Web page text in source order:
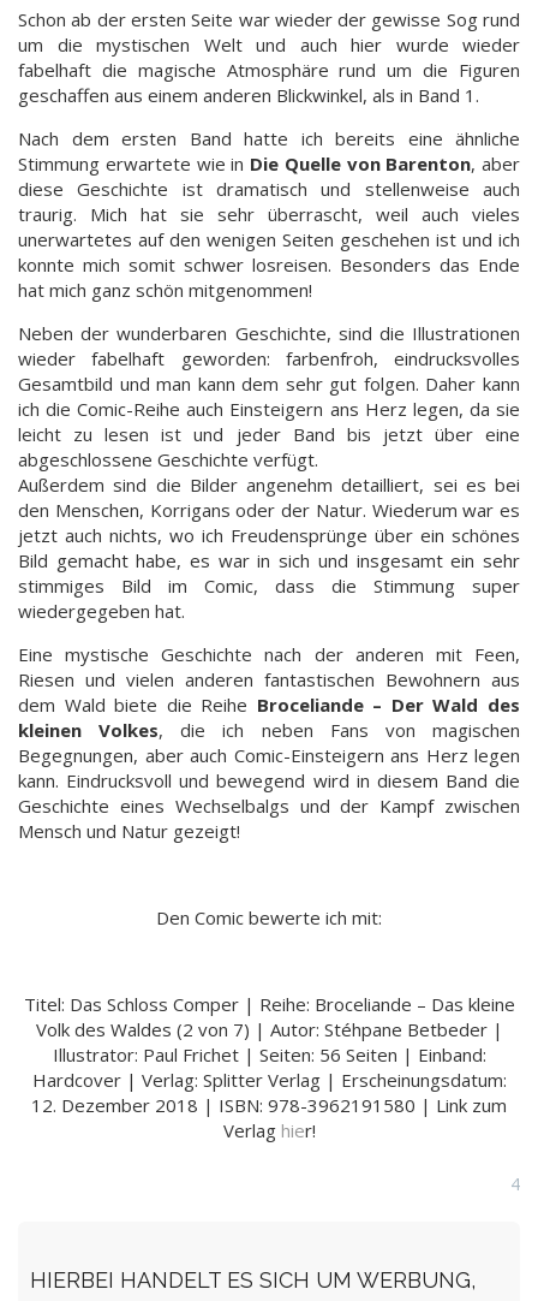
Schon ab der ersten Seite war wieder der gewisse Sog rund
um die mystischen Welt und auch hier wurde wieder
fabelhaft die magische Atmosphäre rund um die Figuren
geschaffen aus einem anderen Blickwinkel, als in Band 1.
Nach dem ersten Band hatte ich bereits eine ähnliche
Stimmung erwartete wie in Die Quelle von Barenton, aber
diese Geschichte ist dramatisch und stellenweise auch
traurig. Mich hat sie sehr überrascht, weil auch vieles
unerwartetes auf den wenigen Seiten geschehen ist und ich
konnte mich somit schwer losreisen. Besonders das Ende
hat mich ganz schön mitgenommen!
Neben der wunderbaren Geschichte, sind die Illustrationen
wieder fabelhaft geworden: farbenfroh, eindrucksvolles
Gesamtbild und man kann dem sehr gut folgen. Daher kann
ich die Comic-Reihe auch Einsteigern ans Herz legen, da sie
leicht zu lesen ist und jeder Band bis jetzt über eine
abgeschlossene Geschichte verfügt.
Außerdem sind die Bilder angenehm detailliert, sei es bei
den Menschen, Korrigans oder der Natur. Wiederum war es
jetzt auch nichts, wo ich Freudensprünge über ein schönes
Bild gemacht habe, es war in sich und insgesamt ein sehr
stimmiges Bild im Comic, dass die Stimmung super
wiedergegeben hat.
Eine mystische Geschichte nach der anderen mit Feen,
Riesen und vielen anderen fantastischen Bewohnern aus
dem Wald biete die Reihe Broceliande – Der Wald des
kleinen Volkes, die ich neben Fans von magischen
Begegnungen, aber auch Comic-Einsteigern ans Herz legen
kann. Eindrucksvoll und bewegend wird in diesem Band die
Geschichte eines Wechselbalgs und der Kampf zwischen
Mensch und Natur gezeigt!
Den Comic bewerte ich mit:
Titel: Das Schloss Comper | Reihe: Broceliande – Das kleine
Volk des Waldes (2 von 7) | Autor: Stéhpane Betbeder |
Illustrator: Paul Frichet | Seiten: 56 Seiten | Einband:
Hardcover | Verlag: Splitter Verlag | Erscheinungsdatum:
12. Dezember 2018 | ISBN: 978-3962191580 | Link zum
Verlaghier!
4
HIERBEI HANDELT ES SICH UM WERBUNG,